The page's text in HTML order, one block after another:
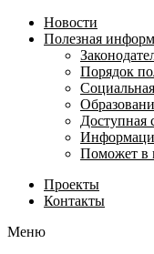
Новости
Полезная
Порядок
Доступная
Поможет в
Проекты
Контакты
Меню